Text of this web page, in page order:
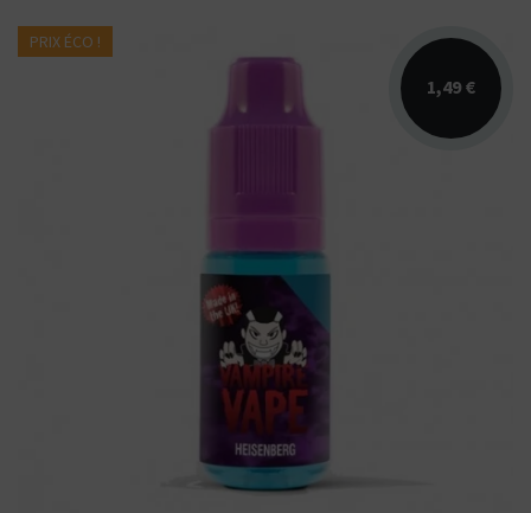
PRIX ÉCO !
1,49 €
Arômes : fruits, menthol. Vampire Vape. E-
liquide disponible en 10ml et 50ml sans